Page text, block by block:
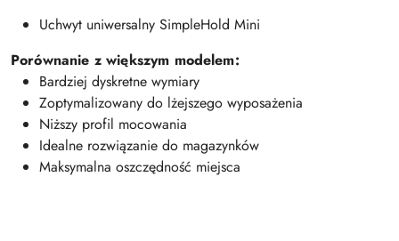
Uchwyt uniwersalny SimpleHold Mini
Porównanie z większym modelem:
Bardziej dyskretne wymiary
Zoptymalizowany do lżejszego wyposażenia
Niższy profil mocowania
Idealne rozwiązanie do magazynków
Maksymalna oszczędność miejsca